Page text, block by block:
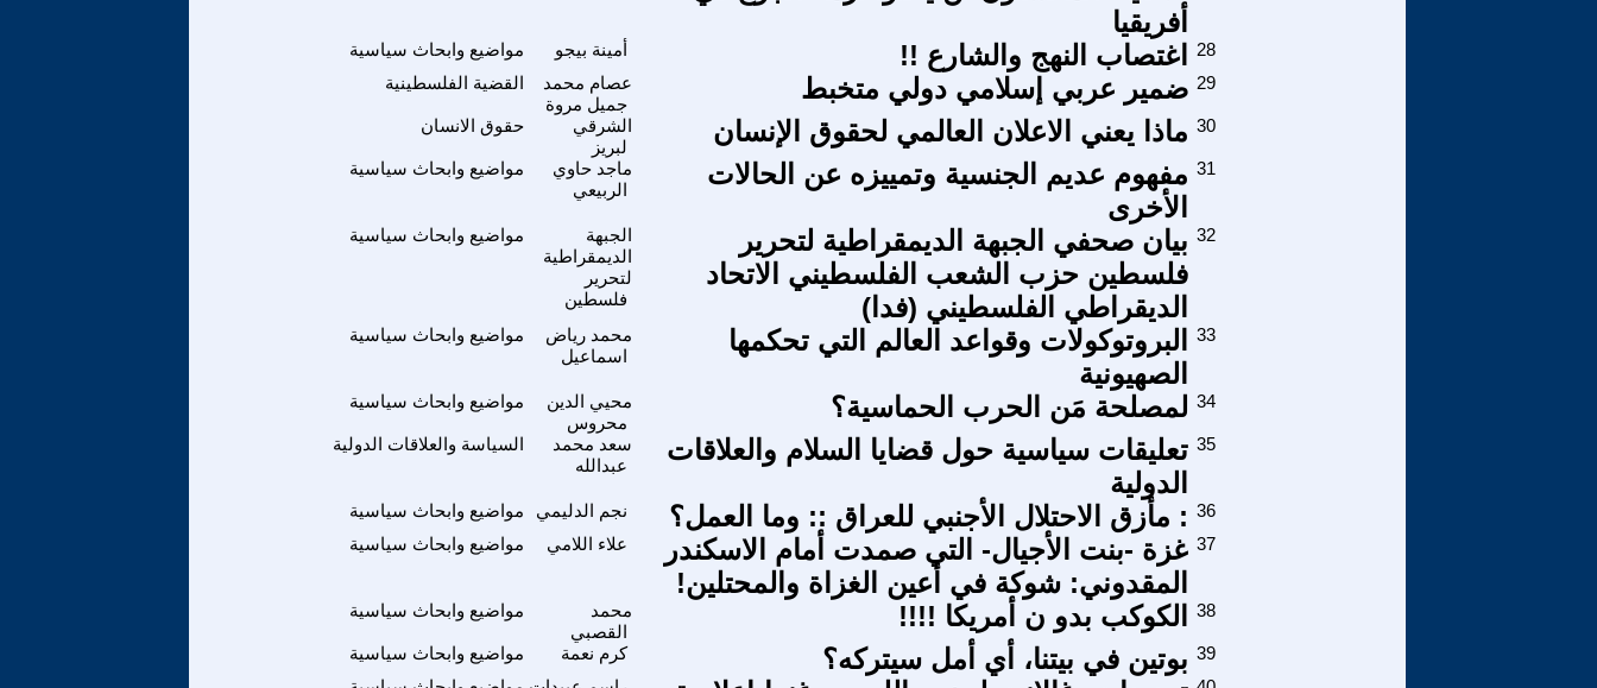
أفريقيا
مواضيع وابحاث سياسية أمينة بيجو اغتصاب النهج والشارع !!
28
القضية الفلسطينية
عصام محمد
جميل مروة
ضمير عربي إسلامي دولي متخبط 29
حقوق الانسان
الشرقي
لبريز
ماذا يعني الاعلان العالمي لحقوق الإنسان 30
مواضيع وابحاث سياسية
ماجد حاوي
الربيعي
مفهوم عديم الجنسية وتمييزه عن الحالات
الأخرى
31
مواضيع وابحاث سياسية
الجبهة
الديمقراطية
لتحرير
فلسطين
بيان صحفي الجبهة الديمقراطية لتحرير
فلسطين حزب الشعب الفلسطيني الاتحاد
الديقراطي الفلسطيني (فدا)‏
32
مواضيع وابحاث سياسية
محمد رياض
اسماعيل
البروتوكولات وقواعد العالم التي تحكمها
الصهيونية
33
مواضيع وابحاث سياسية
محيي الدين
محروس
لمصلحة مَن الحرب الحماسية؟ 34
السياسة والعلاقات الدولية
سعد محمد
عبدالله
تعليقات سياسية حول قضايا السلام والعلاقات
الدولية
35
مواضيع وابحاث سياسية نجم الدليمي : مأزق الاحتلال الأجنبي للعراق :: وما العمل؟ 36
مواضيع وابحاث سياسية
علاء اللامي
غزة -بنت الأجيال- التي صمدت أمام الاسكندر
المقدوني: شوكة في أعين الغزاة والمحتلين!
37
مواضيع وابحاث سياسية
محمد
القصبي
الكوكب بدو ن أمريكا !!!! 38
مواضيع وابحاث سياسية كرم نعمة بوتين في بيتنا، أي أمل سيتركه؟ 39